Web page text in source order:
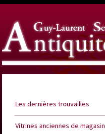
Les dernières trouvailles
Vitrines anciennes de magasin